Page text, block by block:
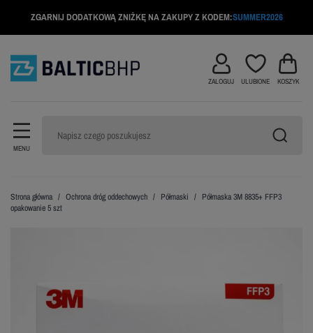
ZGARNIJ DODATKOWĄ ZNIŻKĘ NA ZAKUPY Z KODEM:SUMMER2026
MENU
ZALOGUJ ULUBIONE KOSZYK
Strona główna Ochrona dróg oddechowych Półmaski
Półmaska 3M 8835+ FFP3
opakowanie 5 szt